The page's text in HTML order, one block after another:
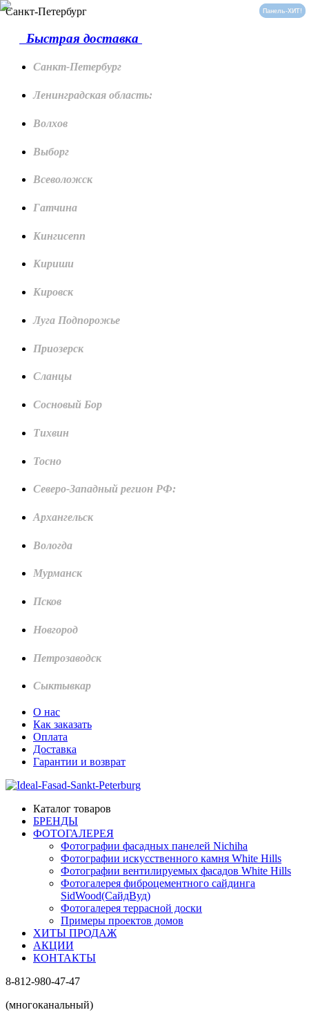
Санкт-Петербург
Быстрая доставка
Санкт-Петербург
Ленинградская область:
Волхов
Выборг
Всеволожск
Гатчина
Кингисепп
Кириши
Кировск
Луга Подпорожье
Приозерск
Сланцы
Сосновый Бор
Тихвин
Тосно
Северо-Западный регион РФ:
Архангельск
Вологда
Мурманск
Псков
Новгород
Петрозаводск
Сыктывкар
О нас
Как заказать
Оплата
Доставка
Гарантии и возврат
Каталог товаров
БРЕНДЫ
ФОТОГАЛЕРЕЯ
Фотографии фасадных панелей Nichiha
Фотографии искусственного камня White Hills
Фотографии вентилируемых фасадов White Hills
Фотогалерея фиброцементного сайдинга
SidWood(СайдВуд)
Фотогалерея террасной доски
Примеры проектов домов
ХИТЫ ПРОДАЖ
АКЦИИ
КОНТАКТЫ
8-812-980-47-47
(многоканальный)
Панель-ХИТ!
Панель-ХИТ!